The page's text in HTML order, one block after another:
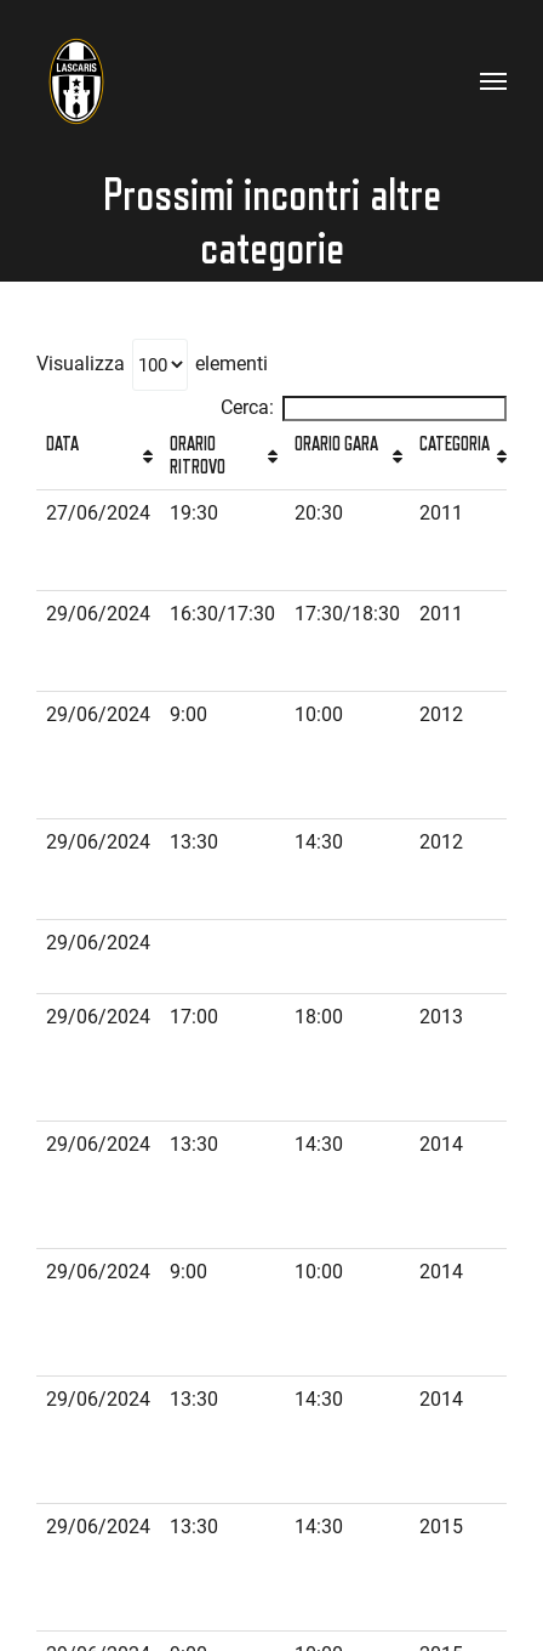
contenuto
Prossimi incontri altre
categorie
Visualizza
elementi
Cerca:
DATA
ORARIO
RITROVO
ORARIO GARA CATEGORIA
RITROVO
27/06/2024 19:30 20:30 2011
29/06/2024 16:30/17:30 17:30/18:30 2011
29/06/2024 9:00 10:00 2012
29/06/2024 13:30 14:30 2012
29/06/2024
29/06/2024 17:00 18:00 2013
29/06/2024 13:30 14:30 2014
29/06/2024 9:00 10:00 2014
29/06/2024 13:30 14:30 2014
29/06/2024 13:30 14:30 2015